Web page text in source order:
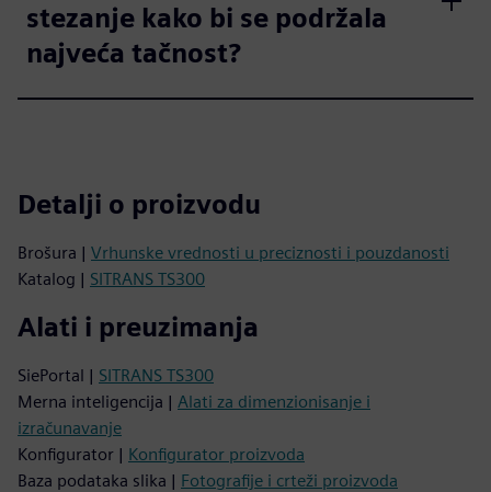
stezanje kako bi se podržala
najveća tačnost?
Detalji o proizvodu
Brošura | Vrhunske vrednosti u preciznosti i pouzdanosti
Katalog | SITRANS TS300
Alati i preuzimanja
SiePortal | SITRANS TS300
Merna inteligencija | Alati za dimenzionisanje i
izračunavanje
Konfigurator | Konfigurator proizvoda
Baza podataka slika | Fotografije i crteži proizvoda